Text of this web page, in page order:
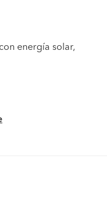
energía solar,